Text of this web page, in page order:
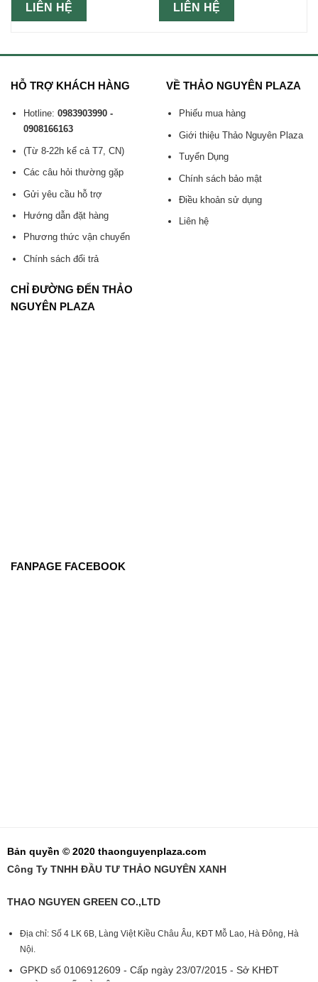
LIÊN HỆ LIÊN HỆ
HỖ TRỢ KHÁCH HÀNG
Hotline: 0983903990 -
0908166163
(Từ 8-22h kể cả T7, CN)
Các câu hỏi thường gặp
Gửi yêu cầu hỗ trợ
Hướng dẫn đặt hàng
Phương thức vận chuyển
Chính sách đổi trả
VỀ THẢO NGUYÊN PLAZA
Phiếu mua hàng
Giới thiệu Thảo Nguyên Plaza
Tuyển Dụng
Chính sách bảo mật
Điều khoản sử dụng
Liên hệ
CHỈ ĐƯỜNG ĐẾN THẢO
NGUYÊN PLAZA
FANPAGE FACEBOOK
Bản quyền © 2020 thaonguyenplaza.com
Công Ty TNHH ĐẦU TƯ THẢO NGUYÊN XANH
THAO NGUYEN GREEN CO.,LTD
Địa chỉ: Số 4 LK 6B, Làng Việt Kiều Châu Âu, KĐT Mỗ Lao, Hà Đông, Hà
Nội.
GPKD số 0106912609 - Cấp ngày 23/07/2015 - Sở KHĐT